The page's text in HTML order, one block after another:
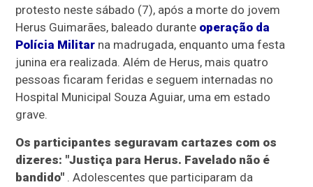
protesto neste sábado (7), após a morte do jovem
Herus Guimarães, baleado durante operação da
Polícia Militar na madrugada, enquanto uma festa
junina era realizada. Além de Herus, mais quatro
pessoas ficaram feridas e seguem internadas no
Hospital Municipal Souza Aguiar, uma em estado
grave.
Os participantes seguravam cartazes com os
dizeres: "Justiça para Herus. Favelado não é
bandido" . Adolescentes que participaram da